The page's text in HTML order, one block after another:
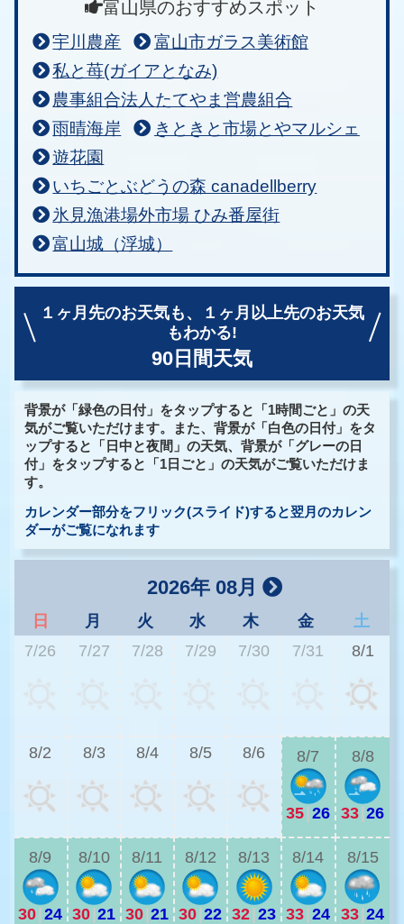
富山県のおすすめスポット
宇川農産
富山市ガラス美術館
私と苺(ガイアとなみ)
農事組合法人たてやま営農組合
雨晴海岸
きときと市場とやマルシェ
遊花園
いちごとぶどうの森 canadellberry
氷見漁港場外市場 ひみ番屋街
富山城（浮城）
１ヶ月先のお天気も、
１ヶ月以上先のお天気
もわかる!
90日間天気
背景が「緑色の日付」をタップすると「1時間ごと」の天
気がご覧いただけます。また、背景が「白色の日付」をタ
ップすると「日中と夜間」の天気、背景が「グレーの日
付」をタップすると「1日ごと」の天気がご覧いただけま
す。
カレンダー部分をフリック(スライド)すると翌月のカレン
ダーがご覧になれます
2026年 08月
日 月 火 水 木 金
土
7/26
7/27 7/28 7/29 7/30 7/31 8/1
8/2 8/3 8/4 8/5 8/6 8/7
35|26
8/8
33|26
8/9
30|24
8/10
30|21
8/11
30|21
8/12
30|22
8/13
32|23
8/14
33|24
8/15
33|24